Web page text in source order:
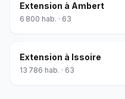
Extension à Ambert
6 800 hab. · 63
Extension à Issoire
13 786 hab. · 63